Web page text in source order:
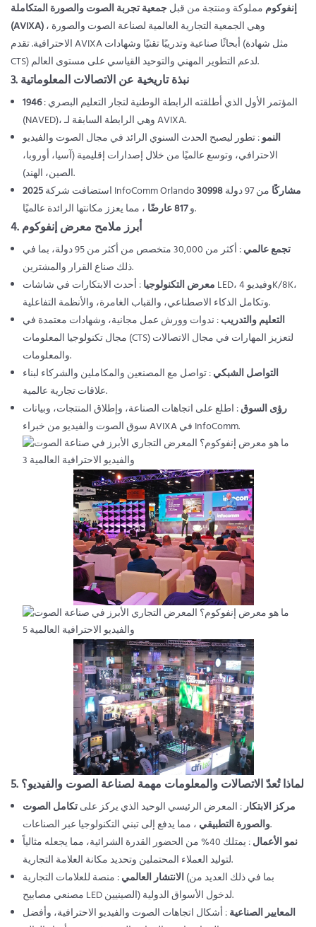
إنفوكوم مملوكة ومنتجة من قبلجمعية تجربة الصوت والصورة المتكاملة
(AVIXA)، وهي الجمعية التجارية العالمية لصناعة الصوت والصورة
الاحترافية. تقدم AVIXA أبحاثًا صناعية وتدريبًا تقنيًا وشهادات (مثل شهادة
CTS) لدعم التطوير المهني والتوحيد القياسي على مستوى العالم.
3. نبذة تاريخية عن الاتصالات المعلوماتية
1946: المؤتمر الأول الذي أطلقته الرابطة الوطنية لتجار التعليم البصري
(NAVED)، وهي الرابطة السابقة لـ AVIXA.
النمو: تطور ليصبح الحدث السنوي الرائد في مجال الصوت والفيديو
الاحترافي، وتوسع عالميًا من خلال إصدارات إقليمية (آسيا، أوروبا،
الصين، الهند).
2025
استضافت شركة InfoComm Orlando 30998 مشاركًا
من 97 دولة
و817 عارضًا ، مما يعزز مكانتها الرائدة عالميًا.
4. أبرز ملامح معرض إنفوكوم
تجمع عالمي
: أكثر من 30,000 متخصص من أكثر من 95 دولة، بما في
ذلك صناع القرار والمشترين.
معرض التكنولوجيا: أحدث الابتكارات في شاشات LED، وفيديو 4K/8K،
وتكامل الذكاء الاصطناعي، والقباب الغامرة، والأنظمة التفاعلية.
التعليم والتدريب: ندوات وورش عمل مجانية، وشهادات معتمدة في
مجال تكنولوجيا المعلومات (CTS) لتعزيز المهارات في مجال الاتصالات
والمعلومات.
التواصل الشبكي: تواصل مع المصنعين والمكاملين والشركاء لبناء
علاقات تجارية عالمية.
رؤى السوق: اطلع على اتجاهات الصناعة، وإطلاق المنتجات، وبيانات
سوق الصوت والفيديو من خبراء AVIXA في InfoComm.
5. لماذا تُعدّ الاتصالات والمعلومات مهمة لصناعة الصوت والفيديو؟
مركز الابتكار: المعرض الرئيسي الوحيد الذي يركز علىتكامل الصوت
والصورة التطبيقي، مما يدفع إلى تبني التكنولوجيا عبر الصناعات.
نمو الأعمال
: يمتلك 40% من الحضور القدرة الشرائية، مما يجعله مثالياً
لتوليد العملاء المحتملين وتحديد مكانة العلامة التجارية.
الانتشار العالمي: منصة للعلامات التجارية (بما في ذلك العديد من
مصنعي مصابيح LED الصينيين) لدخول الأسواق الدولية.
المعايير الصناعية: أشكال اتجاهات الصوت والفيديو الاحترافية، وأفضل